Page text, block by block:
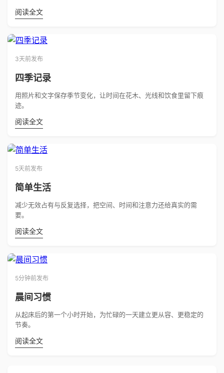
阅读全文
3天前发布
四季记录
用照片和文字保存季节变化，让时间在花木、光线和饮食里留下痕
迹。
阅读全文
5天前发布
简单生活
减少无效占有与反复选择，把空间、时间和注意力还给真实的需
要。
阅读全文
5分钟前发布
晨间习惯
从起床后的第一个小时开始，为忙碌的一天建立更从容、更稳定的
节奏。
阅读全文